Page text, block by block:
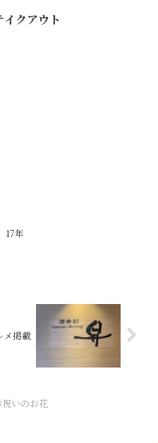
イクアウト
17年
メ掲載
祝いのお花